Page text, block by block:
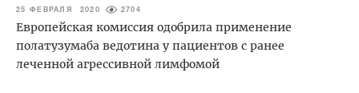
25 ФЕВРАЛЯ 2020 2704
Европейская комиссия одобрила применение
полатузумаба ведотина у пациентов с ранее
леченной агрессивной лимфомой